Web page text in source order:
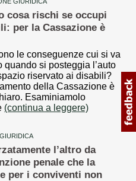
cosa rischi se occupi
per la Cassazione è
le conseguenze cui si va
quando si posteggia l’auto
riservato ai disabili?
della Cassazione è
Esaminiamolo
(continua a leggere)
l’altro da
penale che la
per i conviventi non